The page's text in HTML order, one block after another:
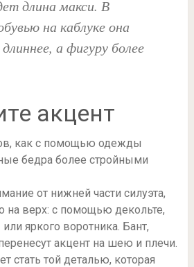
длина макси. В
на каблуке она
а фигуру более
акцент
от нижней части силуэта,
на верх: с помощью декольте,
яркого воротника. Бант,
акцент на шею и плечи.
стать той деталью, которая